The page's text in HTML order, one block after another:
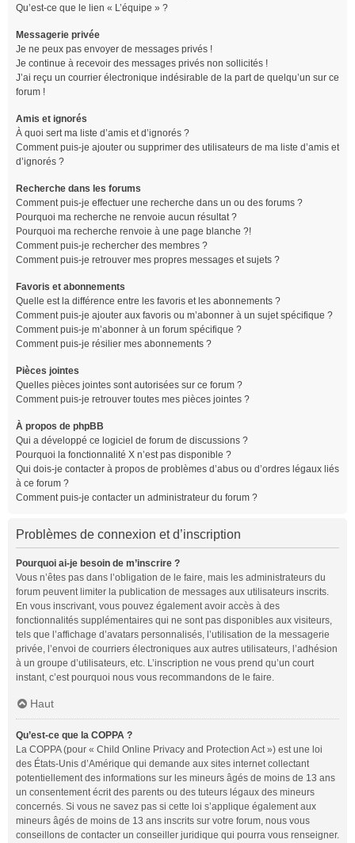
Qu’est-ce que le lien « L’équipe » ?
Messagerie privée
Je ne peux pas envoyer de messages privés !
Je continue à recevoir des messages privés non sollicités !
J’ai reçu un courrier électronique indésirable de la part de quelqu’un sur ce
forum !
Amis et ignorés
À quoi sert ma liste d’amis et d’ignorés ?
Comment puis-je ajouter ou supprimer des utilisateurs de ma liste d’amis et
d’ignorés ?
Recherche dans les forums
Comment puis-je effectuer une recherche dans un ou des forums ?
Pourquoi ma recherche ne renvoie aucun résultat ?
Pourquoi ma recherche renvoie à une page blanche ?!
Comment puis-je rechercher des membres ?
Comment puis-je retrouver mes propres messages et sujets ?
Favoris et abonnements
Quelle est la différence entre les favoris et les abonnements ?
Comment puis-je ajouter aux favoris ou m’abonner à un sujet spécifique ?
Comment puis-je m’abonner à un forum spécifique ?
Comment puis-je résilier mes abonnements ?
Pièces jointes
Quelles pièces jointes sont autorisées sur ce forum ?
Comment puis-je retrouver toutes mes pièces jointes ?
À propos de phpBB
Qui a développé ce logiciel de forum de discussions ?
Pourquoi la fonctionnalité X n’est pas disponible ?
Qui dois-je contacter à propos de problèmes d’abus ou d’ordres légaux liés
à ce forum ?
Comment puis-je contacter un administrateur du forum ?
Problèmes de connexion et d’inscription
Pourquoi ai-je besoin de m’inscrire ?
Vous n’êtes pas dans l’obligation de le faire, mais les administrateurs du
forum peuvent limiter la publication de messages aux utilisateurs inscrits.
En vous inscrivant, vous pouvez également avoir accès à des
fonctionnalités supplémentaires qui ne sont pas disponibles aux visiteurs,
tels que l’affichage d’avatars personnalisés, l’utilisation de la messagerie
privée, l’envoi de courriers électroniques aux autres utilisateurs, l’adhésion
à un groupe d’utilisateurs, etc. L’inscription ne vous prend qu’un court
instant, c’est pourquoi nous vous recommandons de le faire.
Haut
Qu’est-ce que la COPPA ?
La COPPA (pour « Child Online Privacy and Protection Act ») est une loi
des États-Unis d’Amérique qui demande aux sites internet collectant
potentiellement des informations sur les mineurs âgés de moins de 13 ans
un consentement écrit des parents ou des tuteurs légaux des mineurs
concernés. Si vous ne savez pas si cette loi s’applique également aux
mineurs âgés de moins de 13 ans inscrits sur votre forum, nous vous
conseillons de contacter un conseiller juridique qui pourra vous renseigner.